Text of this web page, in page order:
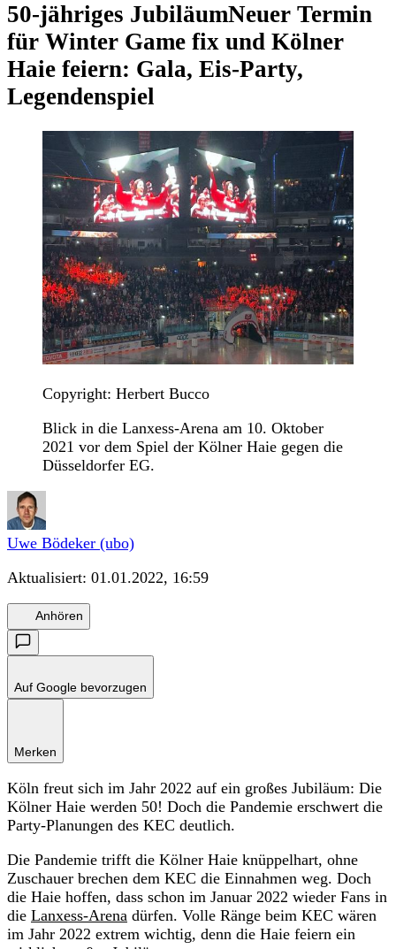
50-jähriges JubiläumNeuer Termin
für Winter Game fix und Kölner
Haie feiern: Gala, Eis-Party,
Legendenspiel
Copyright: Herbert Bucco
Blick in die Lanxess-Arena am 10. Oktober
2021 vor dem Spiel der Kölner Haie gegen die
Düsseldorfer EG.
Uwe Bödeker (ubo)
Aktualisiert: 01.01.2022, 16:59
Anhören
Auf Google bevorzugen
Merken
Köln freut sich im Jahr 2022 auf ein großes Jubiläum: Die
Kölner Haie werden 50! Doch die Pandemie erschwert die
Party-Planungen des KEC deutlich.
Die Pandemie trifft die Kölner Haie knüppelhart, ohne
Zuschauer brechen dem KEC die Einnahmen weg. Doch
die Haie hoffen, dass schon im Januar 2022 wieder Fans in
die Lanxess-Arena dürfen. Volle Ränge beim KEC wären
im Jahr 2022 extrem wichtig, denn die Haie feiern ein